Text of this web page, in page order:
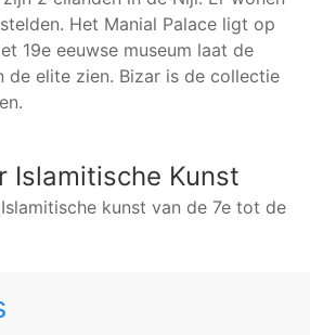
Het Manial Palace ligt op
19e eeuwse museum laat de
de elite zien. Bizar is de collectie
Islamitische Kunst
kunst van de 7e tot de